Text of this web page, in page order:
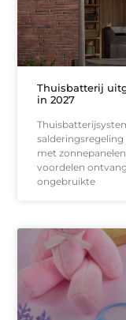
Thuisbatterij
in 2027
met
voordelen
ongebruikte